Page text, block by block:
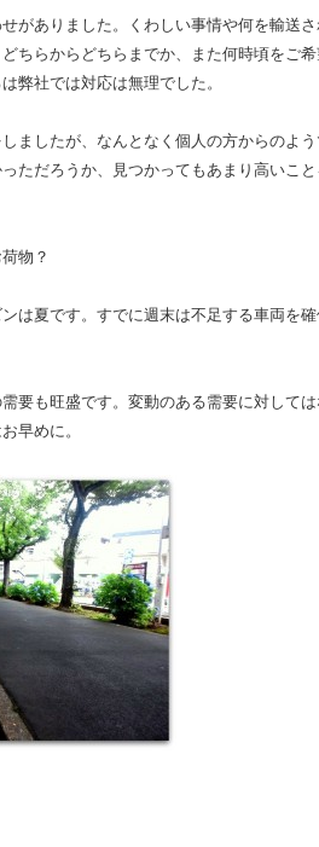
がありました。くわしい事情や何を輸送
ちらからどちらまでか、また何時頃をご
弊社では対応は無理でした。
ましたが、なんとなく個人の方からのよ
ただろうか、見つかってもあまり高いこ
物？
は夏です。すでに週末は不足する車両を
要も旺盛です。変動のある需要に対して
早めに。